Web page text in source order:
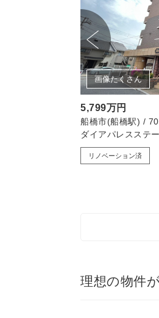
画像たくさん
5,799万円
船橋市(船橋駅) /
ダイアパレスステ
リノベーション済
理想の物件